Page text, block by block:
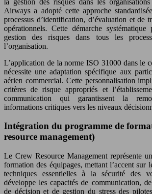
Airways a adopté cette approche
processus d’identification, d’évaluation et de
opérationnels. Cette démarche systématique
gestion des risques dans tous les
l’organisation.
L’application de la norme ISO 31000 dans le
nécessite une adaptation spécifique aux
aérien commercial. Cette personnalisation
critères de risque appropriés et
communication qui garantissent la
informations critiques vers les niveaux
Intégration du programme de
resource management)
Le Crew Resource Management représente
formation des équipages, mettant l’accent sur
techniques essentielles à la sécurité des
développe les capacités de communication,
de décision et de gestion du stress des